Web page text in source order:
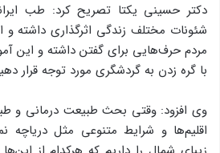
دکتر حسینی یکتا تصریح کرد: طب
شئونات مختلف زندگی اثرگذاری داشته و
مردم حرف‌هایی برای گفتن داشته و این
با گره زدن به گردشگری مورد توجه قرار
وی افزود: وقتی بحث طبیعت درمانی و
اقلیم‌ها و شرایط متنوعی مثل دریاچه